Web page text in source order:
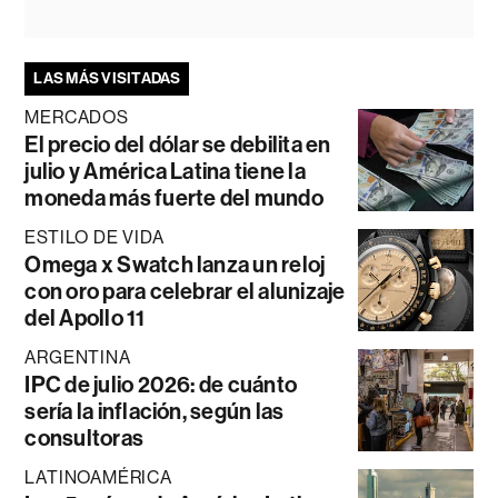
LAS MÁS VISITADAS
MERCADOS
El precio del dólar se debilita en
julio y América Latina tiene la
moneda más fuerte del mundo
ESTILO DE VIDA
Omega x Swatch lanza un reloj
con oro para celebrar el alunizaje
del Apollo 11
ARGENTINA
IPC de julio 2026: de cuánto
sería la inflación, según las
consultoras
LATINOAMÉRICA